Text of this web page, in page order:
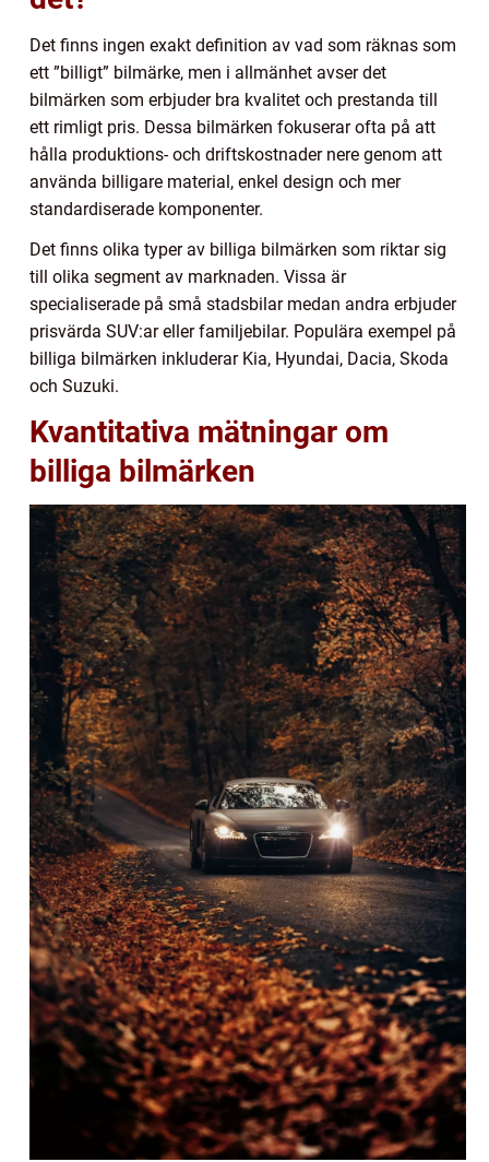
Det finns ingen exakt definition av vad som räknas som
ett ”billigt” bilmärke, men i allmänhet avser det
bilmärken som erbjuder bra kvalitet och prestanda till
ett rimligt pris. Dessa bilmärken fokuserar ofta på att
hålla produktions- och driftskostnader nere genom att
använda billigare material, enkel design och mer
standardiserade komponenter.
Det finns olika typer av billiga bilmärken som riktar sig
till olika segment av marknaden. Vissa är
specialiserade på små stadsbilar medan andra erbjuder
prisvärda SUV:ar eller familjebilar. Populära exempel på
billiga bilmärken inkluderar Kia, Hyundai, Dacia, Skoda
och Suzuki.
Kvantitativa mätningar om
billiga bilmärken